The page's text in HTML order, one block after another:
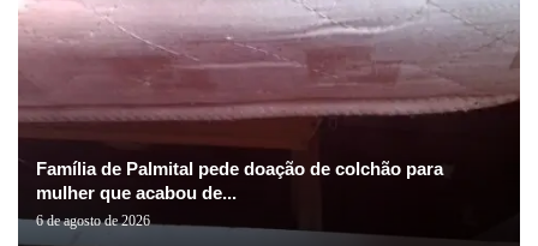
Família de Palmital pede doação de colchão para
mulher que acabou de...
6 de agosto de 2026